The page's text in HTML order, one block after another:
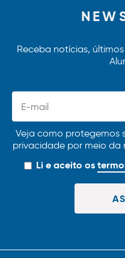
Receba notícias,
Veja como protegemos
privacidade por meio da
Li e aceito os